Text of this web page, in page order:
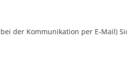
der Kommunikation per E-Mail)